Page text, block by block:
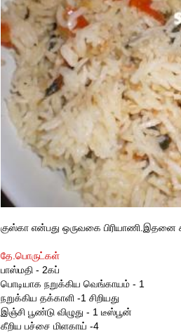
குஸ்கா என்பது ஒருவகை பிரியாணி.இதனை
தே.பொருட்கள்
பாஸ்மதி - 2கப்
பொடியாக நறுக்கிய வெங்காயம் - 1
நறுக்கிய தக்காளி -1 சிறியது
இஞ்சி பூண்டு விழுது - 1 டீஸ்பூன்
கீறிய பச்சை மிளகாய் -4